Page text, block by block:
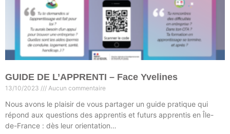
GUIDE DE L’APPRENTI – Face Yvelines
13/10/2023 Aucun commentaire
Nous avons le plaisir de vous partager un guide pratique qui
répond aux questions des apprentis et futurs apprentis en Île-
de-France : dès leur orientation…